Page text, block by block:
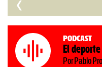
Podcast
El
Por Pablo